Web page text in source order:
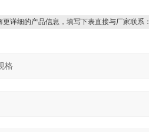
详细的产品信息，填写下表直接与厂家联系：